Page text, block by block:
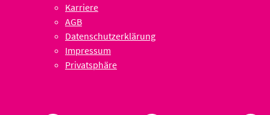
Karriere
AGB
Datenschutzerklärung
Impressum
Privatsphäre